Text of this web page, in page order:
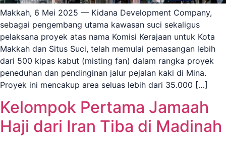
Makkah, 6 Mei 2025 — Kidana Development Company,
sebagai pengembang utama kawasan suci sekaligus
pelaksana proyek atas nama Komisi Kerajaan untuk Kota
Makkah dan Situs Suci, telah memulai pemasangan lebih
dari 500 kipas kabut (misting fan) dalam rangka proyek
peneduhan dan pendinginan jalur pejalan kaki di Mina.
Proyek ini mencakup area seluas lebih dari 35.000 […]
Kelompok Pertama Jamaah
Haji dari Iran Tiba di Madinah